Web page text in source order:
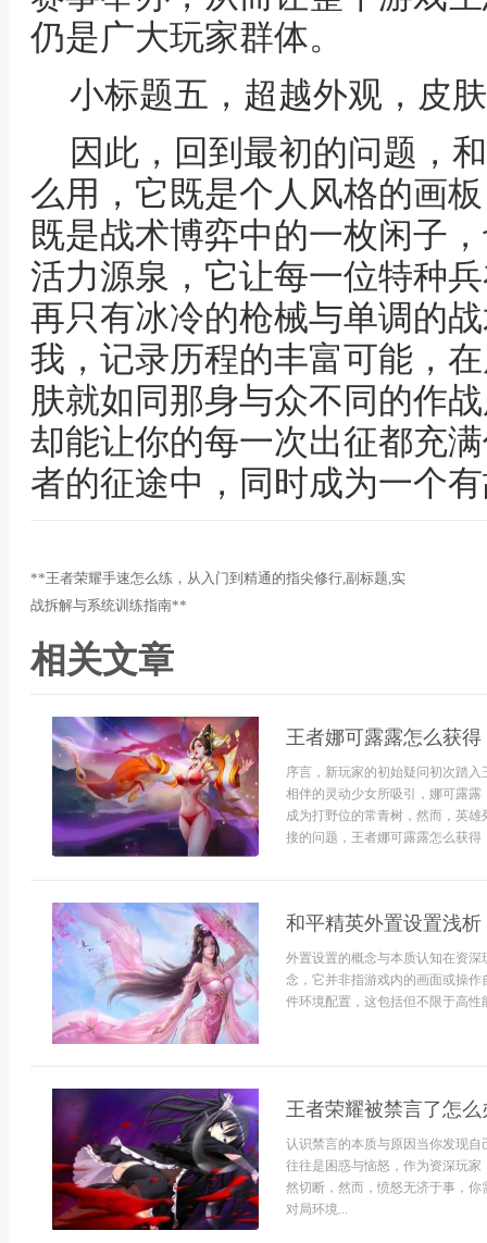
仍是广大玩家群体。
小标题五，超越外观，皮
因此，回到最初的问题，
么用，它既是个人风格的画
既是战术博弈中的一枚闲子
活力源泉，它让每一位特种
再只有冰冷的枪械与单调的
我，记录历程的丰富可能，
肤就如同那身与众不同的作
却能让你的每一次出征都充
者的征途中，同时成为一个
**王者荣耀手速怎么练，从入门到精通的指尖修行,副标题,实
战拆解与系统训练指南**
相关文章
王者娜可露露怎么获
序言，新玩家的初始疑问初次踏
相伴的灵动少女所吸引，娜可露
成为打野位的常青树，然而，英
接的问题，王者娜可露露怎么获得
和平精英外置设置浅
外置设置的概念与本质认知在资
念，它并非指游戏内的画面或操
件环境配置，这包括但不限于高
王者荣耀被禁言了怎
认识禁言的本质与原因当你发现
往往是困惑与恼怒，作为资深玩
然切断，然而，愤怒无济于事，
对局环境...